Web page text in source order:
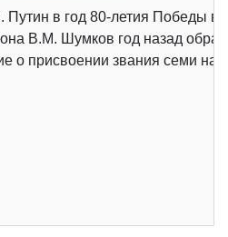
в год 80-летия Победы в
В.М. Шумков год назад
о присвоении звания семи